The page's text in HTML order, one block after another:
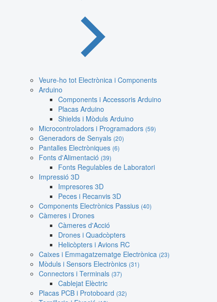
Veure-ho tot Electrònica i Components
Arduino
Components i Accessoris Arduino
Placas Arduino
Shields i Mòduls Arduino
Microcontroladors i Programadors (59)
Generadors de Senyals (20)
Pantalles Electròniques (6)
Fonts d'Alimentació (39)
Fonts Regulables de Laboratori
Impressió 3D
Impresores 3D
Peces i Recanvis 3D
Components Electrònics Passius (40)
Càmeres i Drones
Càmeres d'Acció
Drones i Quadcòpters
Helicòpters i Avions RC
Caixes i Emmagatzematge Electrònica (23)
Mòduls i Sensors Electrònics (31)
Connectors i Terminals (37)
Cablejat Elèctric
Placas PCB i Protoboard (32)